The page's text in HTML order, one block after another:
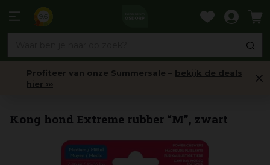
naar
Profiteer van onze Summersale – bekijk de deals
hier ›››
Kong hond Extreme rubber “M”, zwart